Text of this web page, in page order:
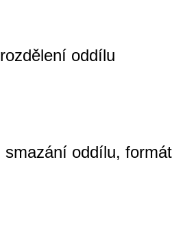
oddílu
oddílu,